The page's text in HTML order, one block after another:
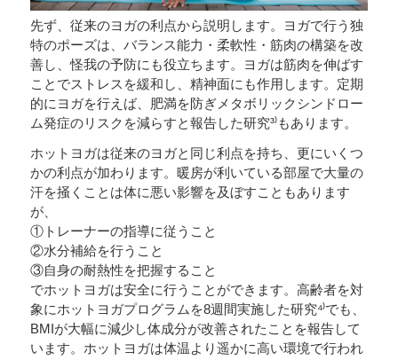
先ず、従来のヨガの利点から説明します。ヨガで行う独
特のポーズは、バランス能力・柔軟性・筋肉の構築を改
善し、怪我の予防にも役立ちます。ヨガは筋肉を伸ばす
ことでストレスを緩和し、精神面にも作用します。定期
的にヨガを行えば、肥満を防ぎメタボリックシンドロー
ム発症のリスクを減らすと報告した研究³⁾もあります。
ホットヨガは従来のヨガと同じ利点を持ち、更にいくつ
かの利点が加わります。暖房が利いている部屋で大量の
汗を掻くことは体に悪い影響を及ぼすこともあります
が、
①トレーナーの指導に従うこと
②水分補給を行うこと
③自身の耐熱性を把握すること
でホットヨガは安全に行うことができます。高齢者を対
象にホットヨガプログラムを8週間実施した研究⁴⁾でも、
BMIが大幅に減少し体成分が改善されたことを報告して
います。ホットヨガは体温より遥かに高い環境で行われ